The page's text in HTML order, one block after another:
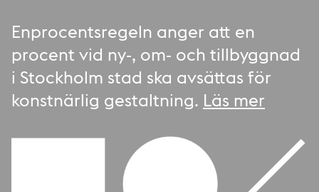
Enprocentsregeln anger att en
procent vid ny-, om- och tillbyggnad
i Stockholm stad ska avsättas för
konstnärlig gestaltning. Läs mer